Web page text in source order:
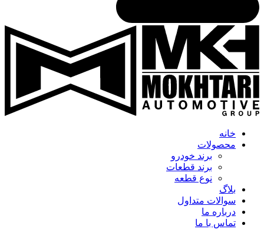
خانه
محصولات
برند خودرو
برند قطعات
نوع قطعه
بلاگ
سوالات متداول
درباره ما
تماس با ما